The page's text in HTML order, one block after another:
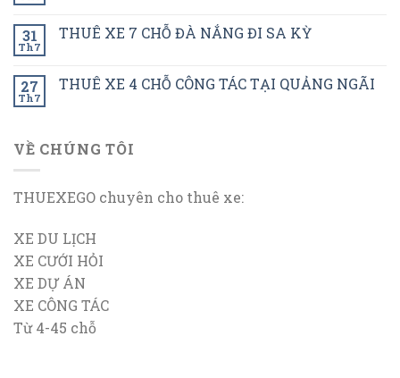
31
Th7
THUÊ XE 7 CHỖ ĐÀ NẮNG ĐI SA KỲ
27
Th7
THUÊ XE 4 CHỖ CÔNG TÁC TẠI QUẢNG NGÃI
VỀ CHÚNG TÔI
THUEXEGO chuyên cho thuê xe:
XE DU LỊCH
XE CƯỚI HỎI
XE DỰ ÁN
XE CÔNG TÁC
Từ 4-45 chỗ